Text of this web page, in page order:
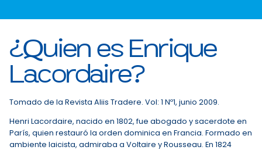
¿Quien es Enrique
Lacordaire?
Tomado de la Revista Aliis Tradere. Vol: 1 Nº1, junio 2009.
Henri Lacordaire, nacido en 1802, fue abogado y sacerdote en
París, quien restauró la orden dominica en Francia. Formado en
ambiente laicista, admiraba a Voltaire y Rousseau. En 1824